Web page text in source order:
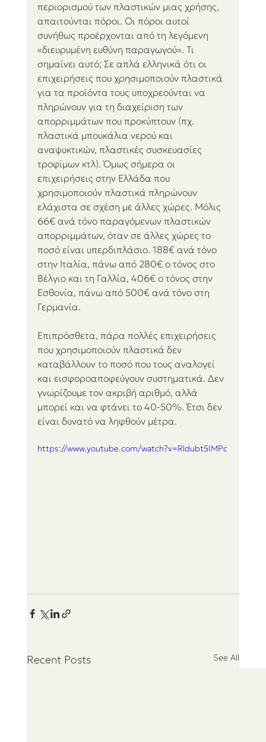
περιορισμού των πλαστικών μιας χρήσης,
απαιτούνται πόροι. Οι πόροι αυτοί
συνήθως προέρχονται από τη λεγόμενη
«διευρυμένη ευθύνη παραγωγού». Τι
σημαίνει αυτό; Σε απλά ελληνικά ότι οι
επιχειρήσεις που χρησιμοποιούν πλαστικά
για τα προϊόντα τους υποχρεούνται να
πληρώνουν για τη διαχείριση των
απορριμμάτων που προκύπτουν (πχ.
πλαστικά μπουκάλια νερού και
αναψυκτικών, πλαστικές συσκευασίες
τροφίμων κτλ). Όμως σήμερα οι
επιχειρήσεις στην Ελλάδα που
χρησιμοποιούν πλαστικά πληρώνουν
ελάχιστα σε σχέση με άλλες χώρες. Μόλις
66€ ανά τόνο παραγόμενων πλαστικών
απορριμμάτων, όταν σε άλλες χώρες το
ποσό είναι υπερδιπλάσιο. 188€ ανά τόνο
στην Ιταλία, πάνω από 280€ ο τόνος στο
Βέλγιο και τη Γαλλία, 406€ ο τόνος στην
Εσθονία, πάνω από 500€ ανά τόνο στη
Γερμανία.
Επιπρόσθετα, πάρα πολλές επιχειρήσεις
που χρησιμοποιούν πλαστικά δεν
καταβάλλουν το ποσό που τους αναλογεί
και εισφοροαποφεύγουν συστηματικά. Δεν
γνωρίζουμε τον ακριβή αριθμό, αλλά
μπορεί και να φτάνει το 40-50%. Έτσι δεν
είναι δυνατό να ληφθούν μέτρα.
https://www.youtube.com/watch?v=Rldubt5IMPc
Recent Posts See All